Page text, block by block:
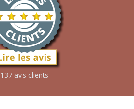
137 avis clients